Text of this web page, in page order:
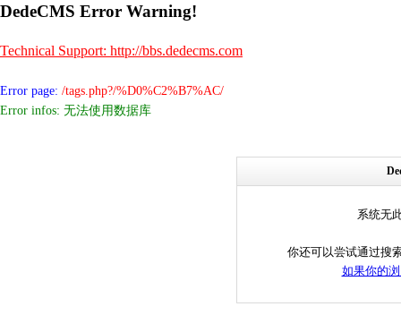
DedeCMS Error Warning!
Technical Support: http://bbs.dedecms.com
Error page: /tags.php?/%D0%C2%B7%AC/
Error infos: 无法使用数据库
系统无
你还可以尝试通过搜
如果你的